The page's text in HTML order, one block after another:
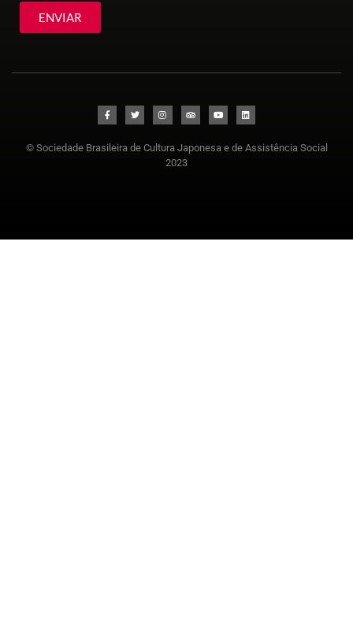
ENVIAR
© Sociedade Brasileira de Cultura Japonesa e de Assistência Social
2023